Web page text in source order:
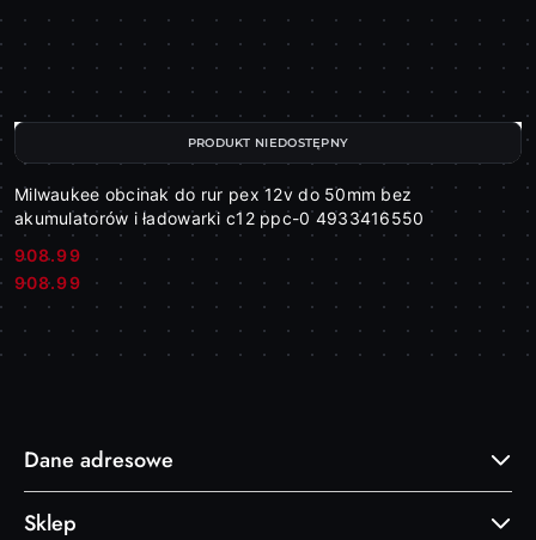
Milwaukee obcinak do rur pex 12v do 50mm bez
akumulatorów i ładowarki c12 ppc-0 4933416550
Cena:
908.99
Cena:
908.99
PRODUKT NIEDOSTĘPNY
Dane adresowe
Sklep